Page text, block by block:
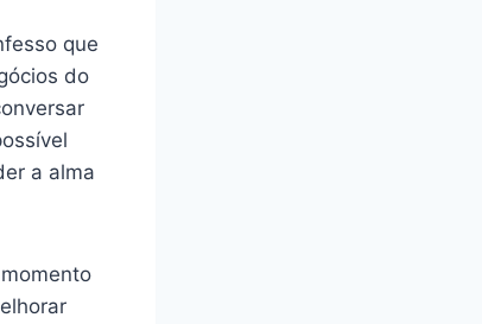
que
do
a alma